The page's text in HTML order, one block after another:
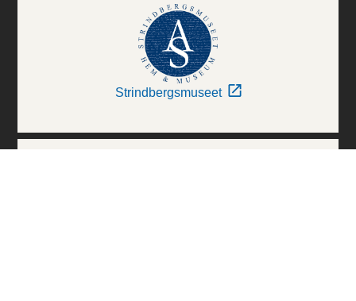
Strindbergsmuseet